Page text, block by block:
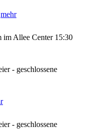
mehr
im Allee Center 15:30
- geschlossene
- geschlossene